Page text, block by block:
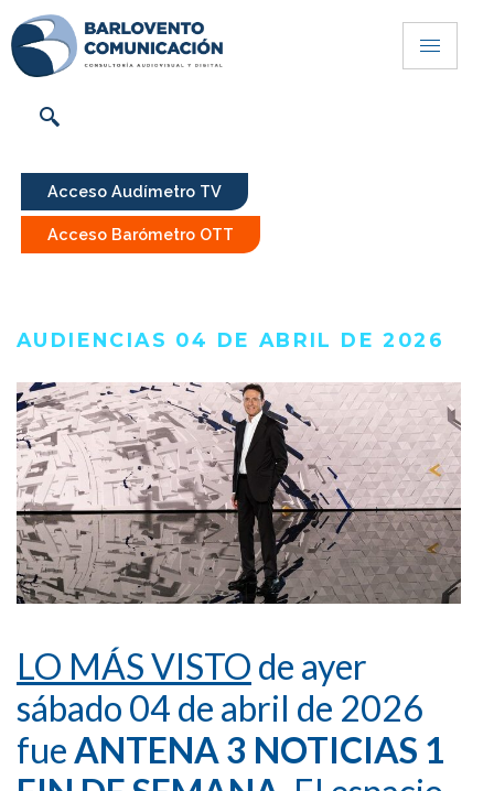
Acceso Audímetro TV
Acceso Barómetro OTT
AUDIENCIAS 04 DE ABRIL DE 2026
LO MÁS VISTO de ayer
sábado 04 de abril de 2026
fueANTENA 3 NOTICIAS 1